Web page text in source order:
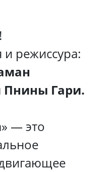
и режиссура:
Пнины Гари.
— это